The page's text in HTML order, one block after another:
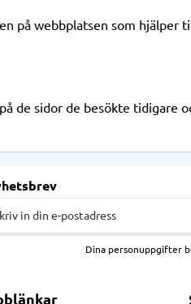
på webbplatsen som hjälper
de sidor de besökte tidigare
Dina personuppgifter